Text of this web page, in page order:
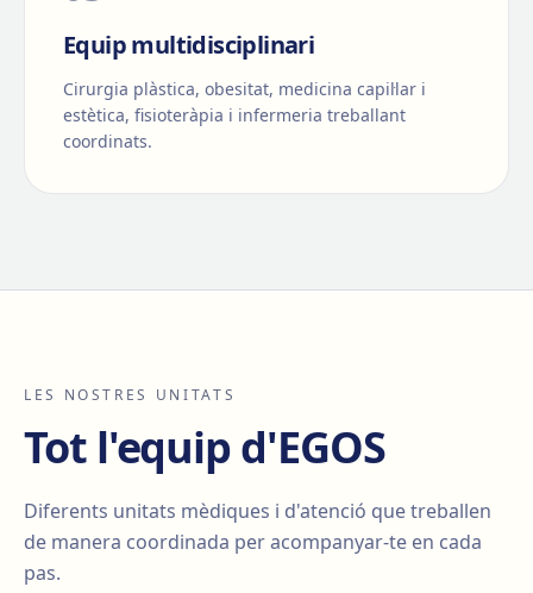
Equip multidisciplinari
Cirurgia plàstica, obesitat, medicina capil·lar i
estètica, fisioteràpia i infermeria treballant
coordinats.
LES NOSTRES UNITATS
Tot l'equip d'EGOS
Diferents unitats mèdiques i d'atenció que treballen
de manera coordinada per acompanyar-te en cada
pas.